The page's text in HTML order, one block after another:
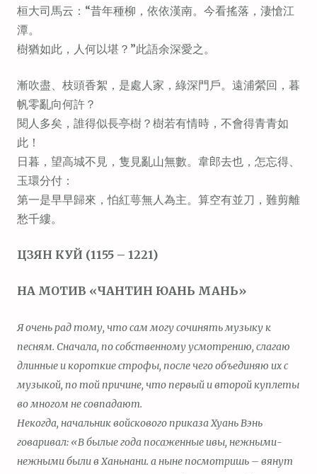
桓大司馬云：“昔年種柳，依依漢南。今看搖落，淒愴江
潭。
樹猶如此，人何以堪？”此語余深愛之。
漸吹盡、枝頭香絮，是處人家，綠深門戶。遠浦縈回，暮
帆零亂向何許？
閱人多矣，誰得似長亭樹？樹若有情時，不會得青青如
此！
日暮，望高城不見，隻見亂山無數。韋郎去也，怎忘得、
玉環分付：
第一是早早歸來，怕紅萼無人為主。算空有並刀，難剪離
愁千縷。
ЦЗЯН КУЙ (1155 – 1221)
НА МОТИВ «ЧАНТИН ЮАНЬ МАНЬ»
Я очень рад тому, что сам могу сочинять музыку к
песням. Сначала, по собственному усмотрению, слагаю
длинные и короткие строфы, после чего объединяю их с
музыкой, по той причине, что первый и второй куплеты
во многом не совпадают.
Некогда, начальник войскового приказа Хуань Вэнь
говаривал: «В былые года посаженные ивы, нежными-
нежными были в Ханьнани. а ныне посмотришь – вянут